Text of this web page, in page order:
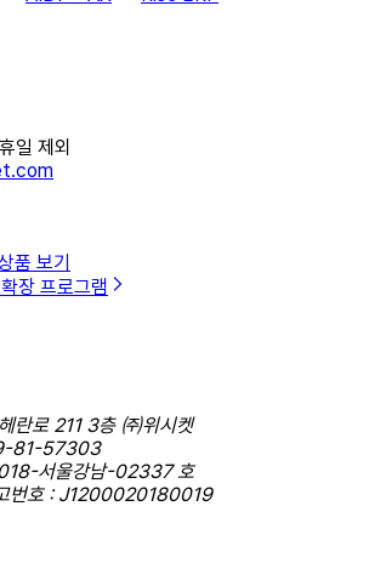
일 제외
품 보기
장 프로그램
란로 211 3층 ㈜위시켓
81-57303
서울강남-02337 호
번호 : J1200020180019